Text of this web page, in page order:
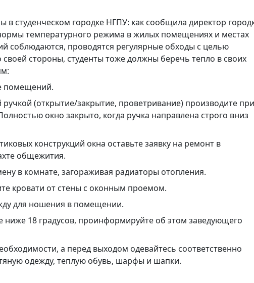
в студенческом городке НГПУ: как сообщила директор
температурного режима в жилых помещениях и местах
соблюдаются, проводятся регулярные обходы с целью
стороны, студенты тоже должны беречь тепло в своих
помещений.
(открытие/закрытие, проветривание) производите при
окно закрыто, когда ручка направлена строго вниз
конструкций окна оставьте заявку на ремонт в
общежития.
в комнате, загораживая радиаторы отопления.
кровати от стены с оконным проемом.
для ношения в помещении.
ниже 18 градусов, проинформируйте об этом заведующего
а перед выходом одевайтесь соответственно
одежду, теплую обувь, шарфы и шапки.